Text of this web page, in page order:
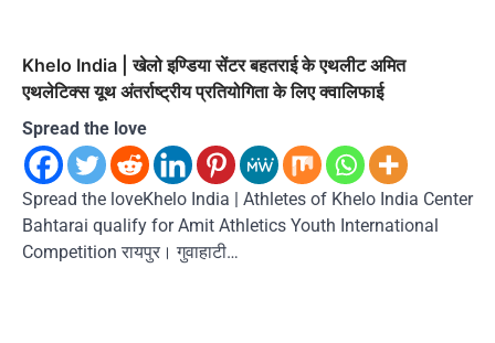
Khelo India | खेलो इण्डिया सेंटर बहतराई के एथलीट अमित
एथलेटिक्स यूथ अंतर्राष्ट्रीय प्रतियोगिता के लिए क्वालिफाई
Spread the love
Spread the loveKhelo India | Athletes of Khelo India Center
Bahtarai qualify for Amit Athletics Youth International
Competition रायपुर। गुवाहाटी…